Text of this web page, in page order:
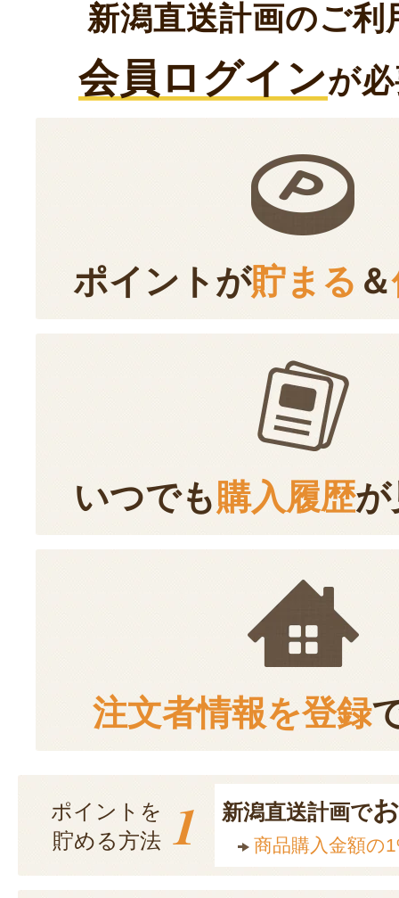
新潟直送計画のご利
会員ログインが
ポイントが貯まる ＆
いつでも購入履歴が
注文者情報を登録
ポイントを
貯める方法 1 新潟直送計画で
商品購入金額の